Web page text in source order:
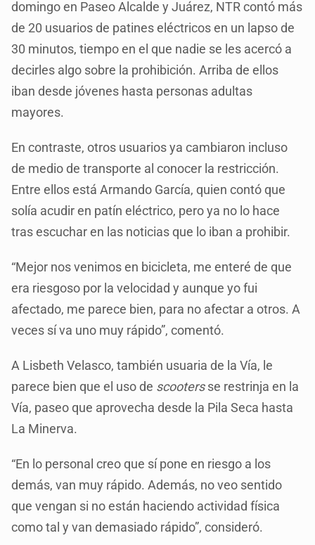
domingo en Paseo Alcalde y Juárez, NTR contó más
de 20 usuarios de patines eléctricos en un lapso de
30 minutos, tiempo en el que nadie se les acercó a
decirles algo sobre la prohibición. Arriba de ellos
iban desde jóvenes hasta personas adultas
mayores.
En contraste, otros usuarios ya cambiaron incluso
de medio de transporte al conocer la restricción.
Entre ellos está Armando García, quien contó que
solía acudir en patín eléctrico, pero ya no lo hace
tras escuchar en las noticias que lo iban a prohibir.
“Mejor nos venimos en bicicleta, me enteré de que
era riesgoso por la velocidad y aunque yo fui
afectado, me parece bien, para no afectar a otros. A
veces sí va uno muy rápido”, comentó.
A Lisbeth Velasco, también usuaria de la Vía, le
parece bien que el uso de scootersse restrinja en la
Vía, paseo que aprovecha desde la Pila Seca hasta
La Minerva.
“En lo personal creo que sí pone en riesgo a los
demás, van muy rápido. Además, no veo sentido
que vengan si no están haciendo actividad física
como tal y van demasiado rápido”, consideró.